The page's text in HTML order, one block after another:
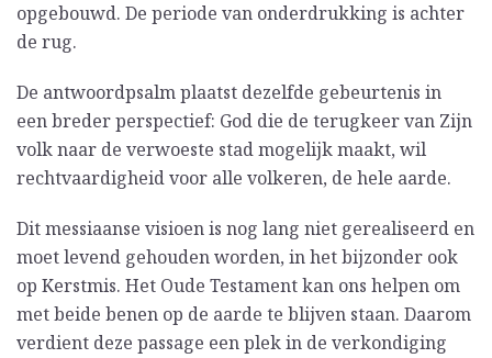
opgebouwd. De periode van onderdrukking is achter
de rug.
De antwoordpsalm plaatst dezelfde gebeurtenis in
een breder perspectief: God die de terugkeer van Zijn
volk naar de verwoeste stad mogelijk maakt, wil
rechtvaardigheid voor alle volkeren, de hele aarde.
Dit messiaanse visioen is nog lang niet gerealiseerd en
moet levend gehouden worden, in het bijzonder ook
op Kerstmis. Het Oude Testament kan ons helpen om
met beide benen op de aarde te blijven staan. Daarom
verdient deze passage een plek in de verkondiging